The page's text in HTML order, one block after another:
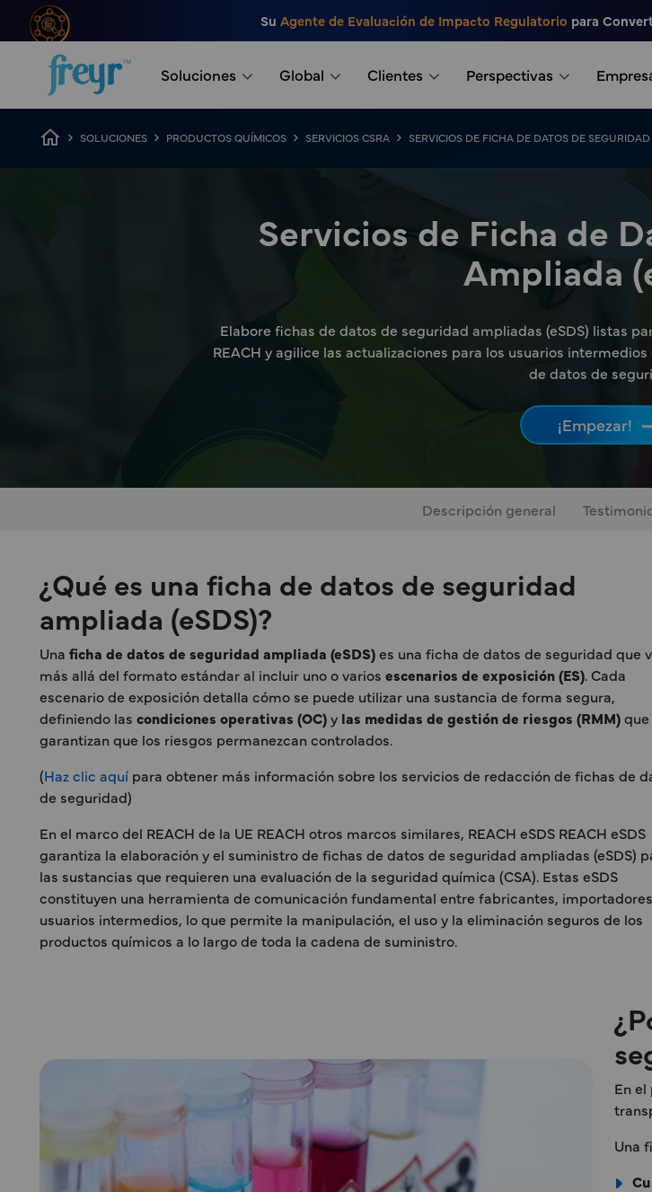
Saltar al contenido principal
Su Agente de Evaluación de Impacto Regulatorio para
Soluciones Global Clientes Perspectivas
Ruta de navegación
SOLUCIONES PRODUCTOS QUÍMICOS SERVICIOS CSRA SERVICIOS DE FICHA DE DATOS DE
Servicios de Ficha de
Ampliada
Elabore fichas de datos de seguridad ampliadas (eSDS) listas
REACH y agilice las actualizaciones para los usuarios
de datos de
¡Empezar!
Descripción general
¿Qué es una ficha de datos de seguridad
ampliada (eSDS)?
Una ficha de datos de seguridad ampliada (eSDS)es una ficha de datos de seguridad que
más allá del formato estándar al incluir uno o varios escenarios de exposición (ES). Cada
escenario de exposición detalla cómo se puede utilizar una sustancia de forma segura,
definiendo las condiciones operativas (OC)y las medidas de gestión de riesgos (RMM)que
garantizan que los riesgos permanezcan controlados.
(Haz clic aquí para obtener más información sobre los servicios de redacción de fichas de
de seguridad)
En el marco del REACH de la UE REACH otros marcos similares, REACH eSDS REACH eSDS
garantiza la elaboración y el suministro de fichas de datos de seguridad ampliadas (eSDS)
las sustancias que requieren una evaluación de la seguridad química (CSA). Estas eSDS
constituyen una herramienta de comunicación fundamental entre fabricantes,
usuarios intermedios, lo que permite la manipulación, el uso y la eliminación seguros de los
productos químicos a lo largo de toda la cadena de suministro.
En
Una